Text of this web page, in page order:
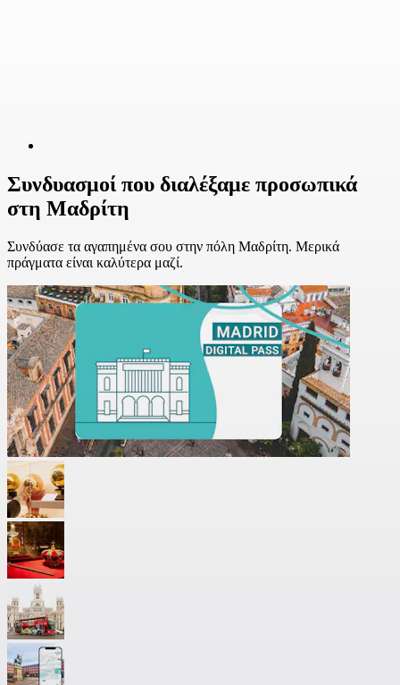
Συνδυασμοί που διαλέξαμε προσωπικά
στη Μαδρίτη
Συνδύασε τα αγαπημένα σου στην πόλη Μαδρίτη. Μερικά
πράγματα είναι καλύτερα μαζί.